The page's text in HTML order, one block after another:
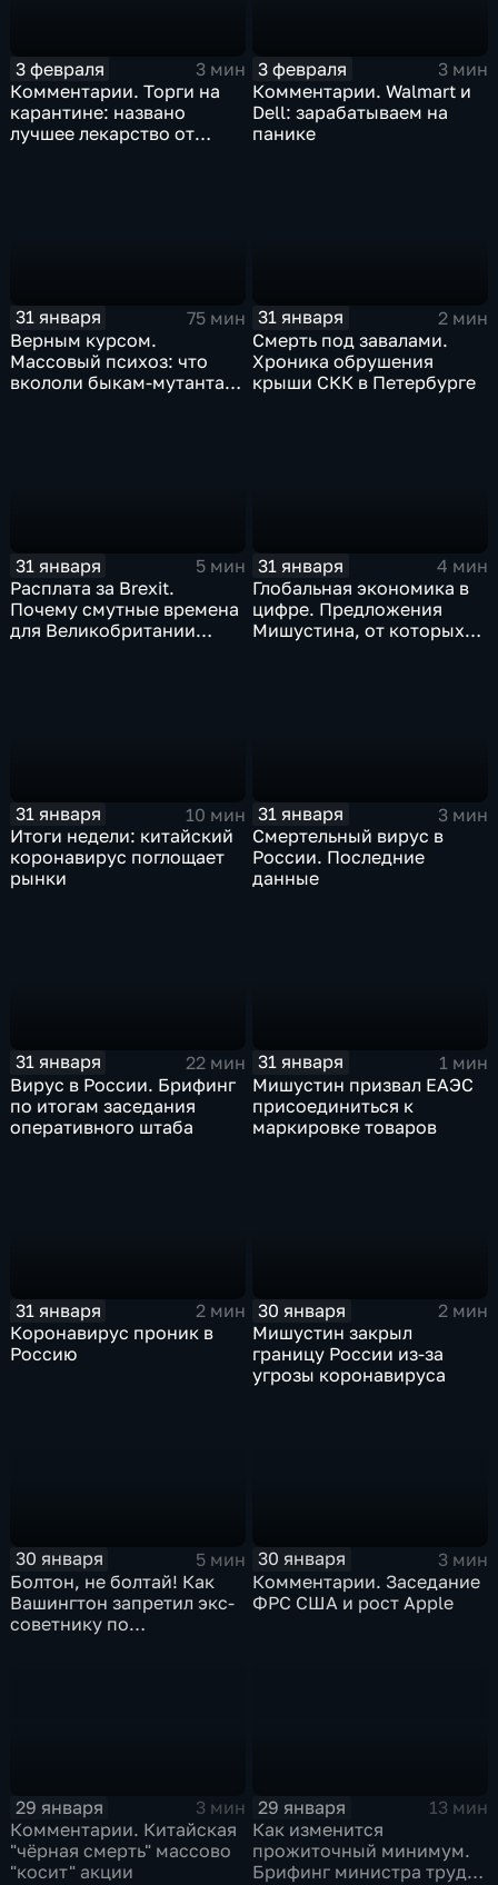
3 февраля
3 мин
Комментарии. Торги на
карантине: названо
лучшее лекарство от
3 февраля
3 мин
Комментарии. Walmart и
Dell: зарабатываем на
панике
31 января
75 мин
Верным курсом.
Массовый психоз: что
вкололи быкам-мутантам,
31 января
2 мин
Смерть под завалами.
Хроника обрушения
крыши СКК в Петербурге
31 января
5 мин
Расплата за Brexit.
Почему смутные времена
для Великобритании
31 января
4 мин
Глобальная экономика в
цифре. Предложения
Мишустина, от которых
31 января
10 мин
Итоги недели: китайский
коронавирус поглощает
рынки
31 января
3 мин
Смертельный вирус в
России. Последние
данные
31 января
22 мин
Вирус в России. Брифинг
по итогам заседания
оперативного штаба
31 января
1 мин
Мишустин призвал ЕАЭС
присоединиться к
маркировке товаров
31 января
2 мин
Коронавирус проник в
Россию
30 января
2 мин
Мишустин закрыл
границу России из-за
угрозы коронавируса
30 января
5 мин
Болтон, не болтай! Как
Вашингтон запретил экс-
советнику по
30 января
3 мин
Комментарии. Заседание
ФРС США и рост Apple
29 января
3 мин
Комментарии. Китайская
"чёрная смерть" массово
"косит" акции
29 января
13 мин
Как изменится
прожиточный минимум.
Брифинг министра труда